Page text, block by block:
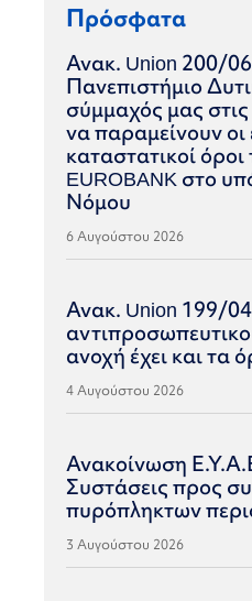
Πρόσφατα
Ανακ. Union 200/
Πανεπιστήμιο
σύμμαχός μας στις
να παραμείνουν οι
καταστατικοί
EUROBANK στο
Νόμου
6 Αυγούστου 2026
Ανακ. Union 199/
ανοχή έχει και τα
4 Αυγούστου 2026
Ανακοίνωση
Συστάσεις προς
πυρόπληκτων
3 Αυγούστου 2026